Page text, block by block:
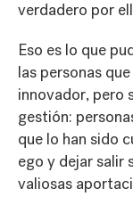
verdadero por
Eso es lo que
las personas
innovador, pero
gestión:
que lo han sido
ego y dejar salir
valiosas